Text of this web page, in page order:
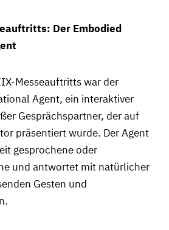
Der Embodied
Messeauftritts war der
Agent, ein interaktiver
Gesprächspartner, der auf
präsentiert wurde. Der Agent
gesprochene oder
und antwortet mit natürlicher
Gesten und